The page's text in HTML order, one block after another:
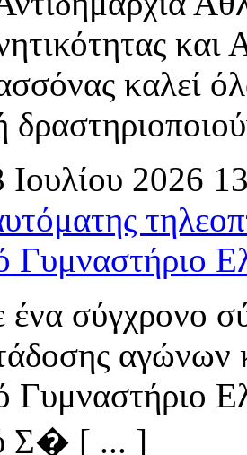
καλεί
2026
Γυμναστήριο
σύγχρονο
αγώνων
Γυμναστήριο
Σ� [ ... ]